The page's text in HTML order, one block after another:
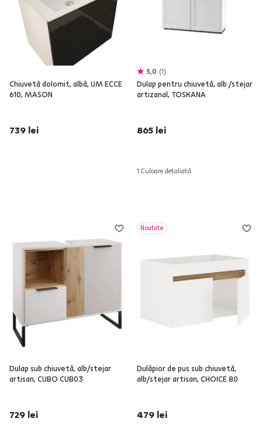
Chiuvetă dolomit, albă, UM ECCE
610, MASON
739 lei
5,0 1
Dulap pentru chiuvetă, alb /stejar
artizanal, TOSKANA
865 lei
1 Culoare detaliată
Dulap sub chiuvetă, alb/stejar
artisan, CUBO CUB03
729 lei
Noutate
Dulăpior de pus sub chiuvetă,
alb/stejar artisan, CHOICE 80
479 lei